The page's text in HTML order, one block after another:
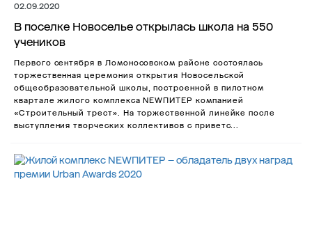
02.09.2020
В поселке Новоселье открылась школа на 550
учеников
Первого сентября в Ломоносовском районе состоялась
торжественная церемония открытия Новосельской
общеобразовательной школы, построенной в пилотном
квартале жилого комплекса NEWПИТЕР компанией
«Строительный трест». На торжественной линейке после
выступления творческих коллективов с приветс...